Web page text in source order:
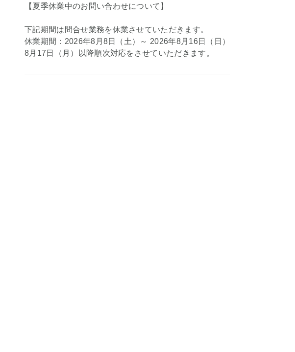
【夏季休業中のお問い合わせについて】
下記期間は問合せ業務を休業させていただきます。
休業期間：2026年8月8日（土）～ 2026年8月16日（日）
8月17日（月）以降順次対応をさせていただきます。